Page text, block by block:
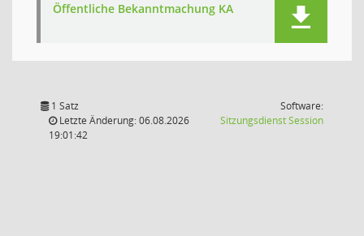
Öffentliche Bekanntmachung KA
1 Satz
Letzte Änderung: 06.08.2026
19:01:42
Software:
SitzungsdienstSession(Wird in